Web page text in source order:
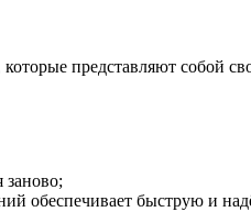
представляют собой
заново;
обеспечивает быструю и